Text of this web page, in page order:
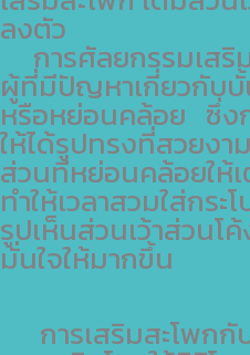
ลงตัว
การศัลยกรรมเสริ
ผู้ที่มีปัญหาเกี่ยวกับบั้
หรือหย่อนคล้อย ซึ่งก
ให้ได้รูปทรงที่สวยงา
ส่วนที่หย่อนคล้อยให้
ทำให้เวลาสวมใส่กระ
รูปเห็นส่วนเว้าส่วนโ
มั่นใจให้มากขึ้น
การเสริมสะโพกกับ